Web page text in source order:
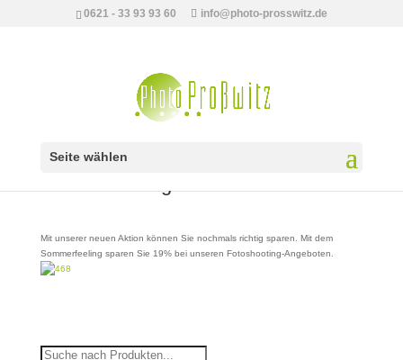
0621 - 33 93 93 60 info@photo-prosswitz.de
Seite wählen
Mit unserer neuen Aktion können Sie nochmals richtig sparen. Mit dem
Sommerfeeling sparen Sie 19% bei unseren Fotoshooting-Angeboten.
Products